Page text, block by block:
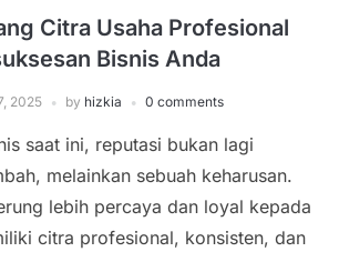
Citra Usaha Profesional
Bisnis Anda
2025 by hizkia 0 comments
saat ini, reputasi bukan lagi
melainkan sebuah keharusan.
lebih percaya dan loyal kepada
citra profesional, konsisten, dan